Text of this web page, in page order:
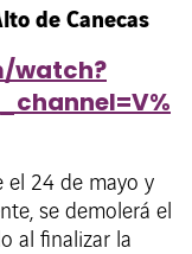
de Canecas
watch?
el 24 de mayo y
se demolerá el
al finalizar la